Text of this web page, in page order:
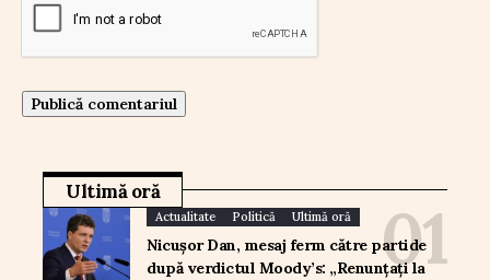
Ultimă oră
Actualitate Politică Ultimă oră
Nicușor Dan, mesaj ferm către partide
după verdictul Moody’s: „Renunțați la